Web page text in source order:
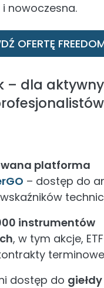
nowoczesna.
OFERTĘ
– dla
platforma
– dostęp do
instrumentów
, w tym akcje,
dostęp do